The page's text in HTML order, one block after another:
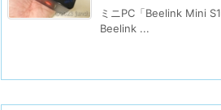
ミニPC「Beelink Mini
Beelink ...